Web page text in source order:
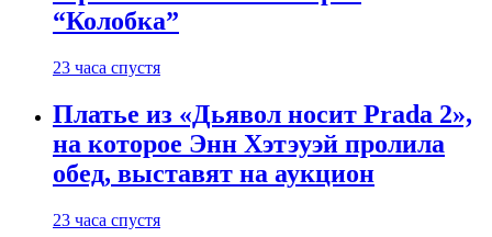
“Колобка”
23 часа спустя
Платье из «Дьявол носит Prada 2»,
на которое Энн Хэтэуэй пролила
обед, выставят на аукцион
23 часа спустя